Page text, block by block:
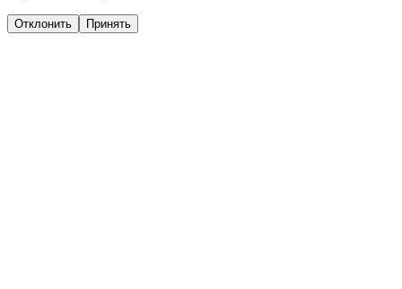
Отклонить Принять